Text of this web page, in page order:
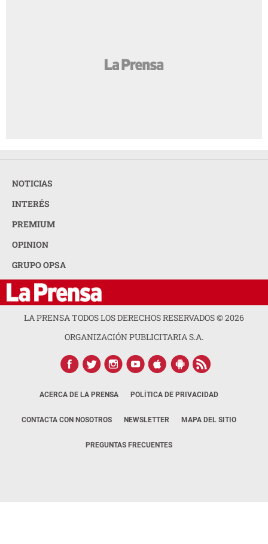
NOTICIAS
INTERÉS
PREMIUM
OPINION
GRUPO OPSA
LA PRENSA TODOS LOS DERECHOS RESERVADOS ©2026
ORGANIZACIÓN PUBLICITARIA S.A.
ACERCA DE LA PRENSA POLÍTICA DE PRIVACIDAD
CONTACTA CON NOSOTROS NEWSLETTER MAPA DEL SITIO
PREGUNTAS FRECUENTES